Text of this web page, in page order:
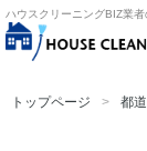
ハウスクリーニングBIZ業者
トップページ 都